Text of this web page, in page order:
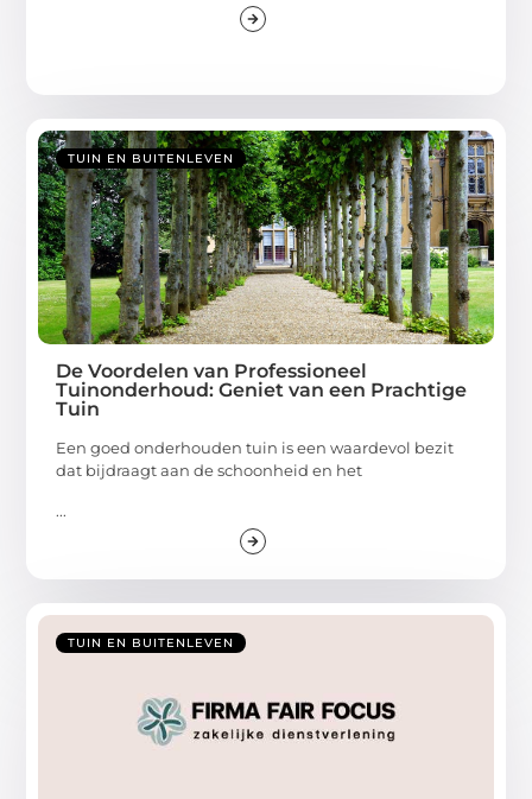
TUIN EN BUITENLEVEN
De Voordelen van Professioneel
Tuinonderhoud: Geniet van een Prachtige
Tuin
Een goed onderhouden tuin is een waardevol bezit
dat bijdraagt aan de schoonheid en het
...
TUIN EN BUITENLEVEN